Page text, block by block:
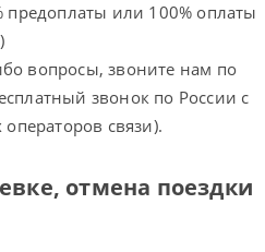
предоплаты или 100% оплаты
вопросы, звоните нам по
звонок по России с
связи).
отмена поездки